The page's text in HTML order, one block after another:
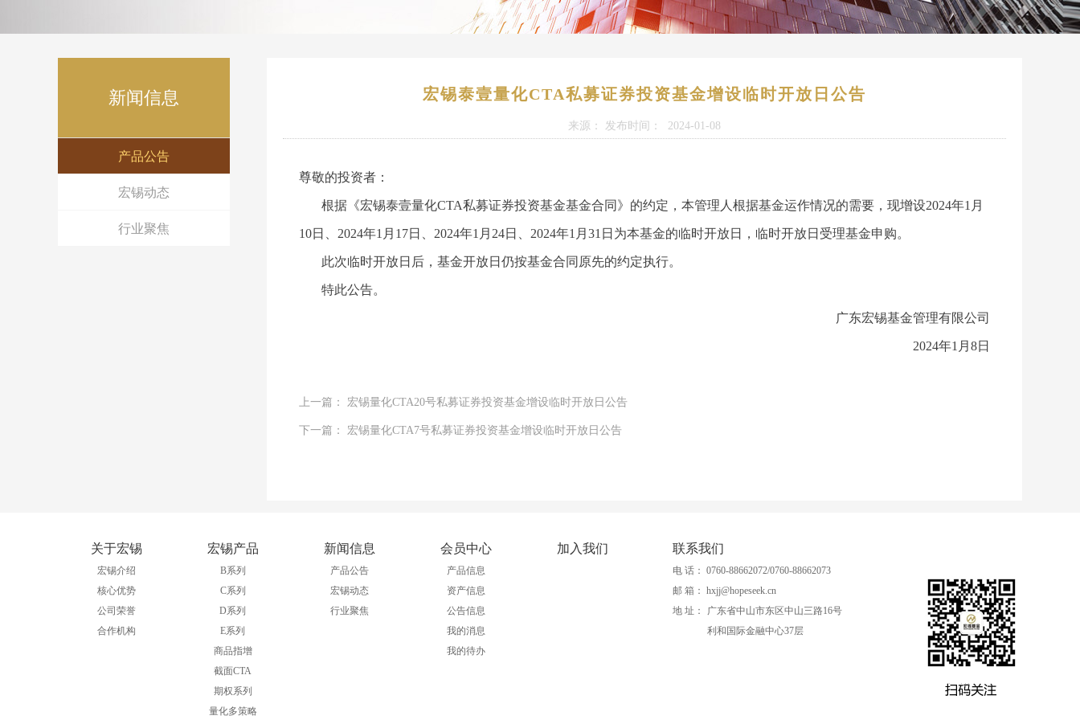
新闻信息
产品公告
宏锡动态
行业聚焦
宏锡泰壹量化CTA私募证券投资基金增设临时开放日公告
来源： 发布时间： 2024-01-08
尊敬的投资者：
根据《宏锡泰壹量化CTA私募证券投资基金基金合同 》 的约定，本管理人根据基金运作情况的需要，现增设2024年1月
10日、2024年1月17日、2024年1月24日、2024年1月31日为本基金的临时开放日，临时开放日受理基金申购。
此次临时开放日后，基金开放日仍按基金合同原先的约定执行。
特此公告。
广东宏锡基金管理有限公司
2024年1月8日
上一篇： 宏锡量化CTA20号私募证券投资基金增设临时开放日公告
下一篇： 宏锡量化CTA7号私募证券投资基金增设临时开放日公告
关于宏锡
宏锡介绍
核心优势
公司荣誉
合作机构
宏锡产品
B系列
C系列
D系列
E系列
商品指增
截面CTA
期权系列
量化多策略
新闻信息
产品公告
宏锡动态
行业聚焦
会员中心
产品信息
资产信息
公告信息
我的消息
我的待办
加入我们 联系我们
电 话： 0760-88662072/0760-88662073
邮 箱： hxjj@hopeseek.cn
地 址：
广东省中山市东区中山三路16号
利和国际金融中心37层